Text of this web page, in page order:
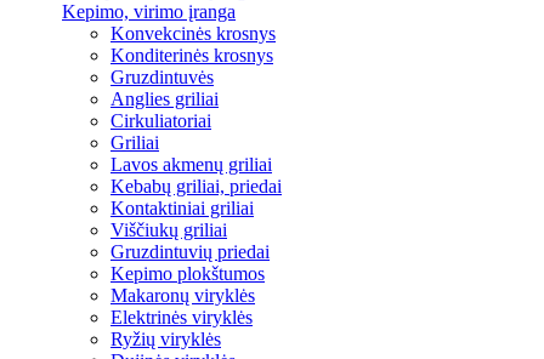
Kepimo, virimo įranga
Konvekcinės krosnys
Konditerinės krosnys
Gruzdintuvės
Anglies griliai
Cirkuliatoriai
Griliai
Lavos akmenų griliai
Kebabų griliai, priedai
Kontaktiniai griliai
Viščiukų griliai
Gruzdintuvių priedai
Kepimo plokštumos
Makaronų viryklės
Elektrinės viryklės
Ryžių viryklės